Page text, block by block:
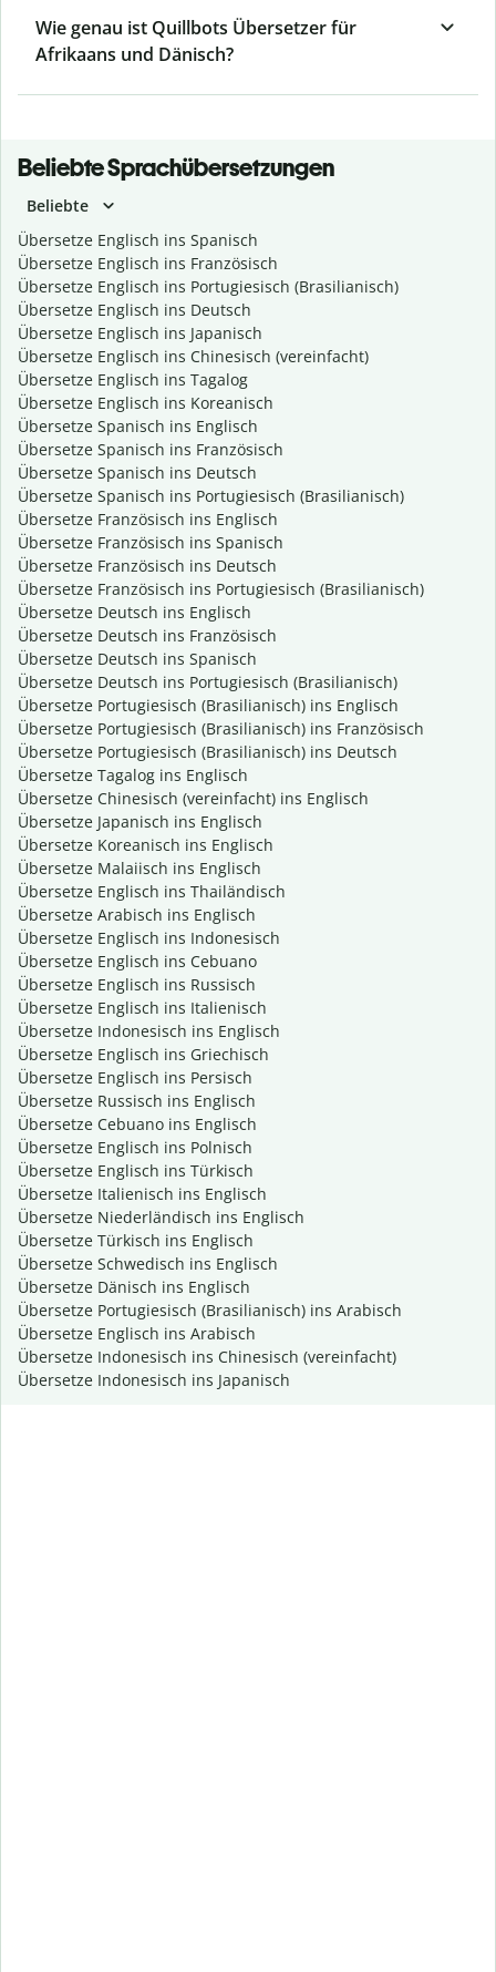
Wie genau ist Quillbots Übersetzer für
Afrikaans und Dänisch?
Beliebte Sprachübersetzungen
Beliebte
Übersetze Englisch ins Spanisch
Übersetze Englisch ins Französisch
Übersetze Englisch ins Portugiesisch (Brasilianisch)
Übersetze Englisch ins Deutsch
Übersetze Englisch ins Japanisch
Übersetze Englisch ins Chinesisch (vereinfacht)
Übersetze Englisch ins Tagalog
Übersetze Englisch ins Koreanisch
Übersetze Spanisch ins Englisch
Übersetze Spanisch ins Französisch
Übersetze Spanisch ins Deutsch
Übersetze Spanisch ins Portugiesisch (Brasilianisch)
Übersetze Französisch ins Englisch
Übersetze Französisch ins Spanisch
Übersetze Französisch ins Deutsch
Übersetze Französisch ins Portugiesisch (Brasilianisch)
Übersetze Deutsch ins Englisch
Übersetze Deutsch ins Französisch
Übersetze Deutsch ins Spanisch
Übersetze Deutsch ins Portugiesisch (Brasilianisch)
Übersetze Portugiesisch (Brasilianisch) ins Englisch
Übersetze Portugiesisch (Brasilianisch) ins Französisch
Übersetze Portugiesisch (Brasilianisch) ins Deutsch
Übersetze Tagalog ins Englisch
Übersetze Chinesisch (vereinfacht) ins Englisch
Übersetze Japanisch ins Englisch
Übersetze Koreanisch ins Englisch
Übersetze Malaiisch ins Englisch
Übersetze Englisch ins Thailändisch
Übersetze Arabisch ins Englisch
Übersetze Englisch ins Indonesisch
Übersetze Englisch ins Cebuano
Übersetze Englisch ins Russisch
Übersetze Englisch ins Italienisch
Übersetze Indonesisch ins Englisch
Übersetze Englisch ins Griechisch
Übersetze Englisch ins Persisch
Übersetze Russisch ins Englisch
Übersetze Cebuano ins Englisch
Übersetze Englisch ins Polnisch
Übersetze Englisch ins Türkisch
Übersetze Italienisch ins Englisch
Übersetze Niederländisch ins Englisch
Übersetze Türkisch ins Englisch
Übersetze Schwedisch ins Englisch
Übersetze Dänisch ins Englisch
Übersetze Portugiesisch (Brasilianisch) ins Arabisch
Übersetze Englisch ins Arabisch
Übersetze Indonesisch ins Chinesisch (vereinfacht)
Übersetze Indonesisch ins Japanisch